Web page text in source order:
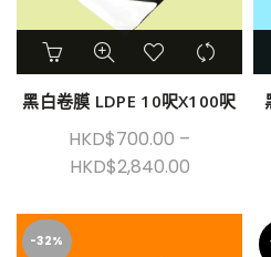
黑白卷膜 LDPE 10呎X100呎
HKD$700.00 –
HKD$2,840.00
-32%